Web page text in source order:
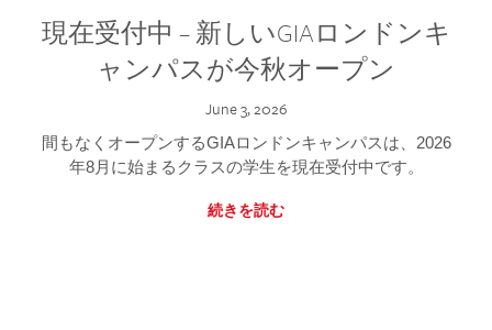
現在受付中 – 新しいGIAロンドンキ
ャンパスが今秋オープン
June 3, 2026
間もなくオープンするGIAロンドンキャンパスは、2026
年8月に始まるクラスの学生を現在受付中です。
続きを読む